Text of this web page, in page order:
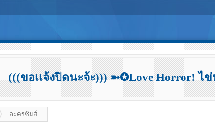
(((ขอเเจ้งปิดนะจ้ะ))) ➼✪Love Horror!
ละครซิมส์